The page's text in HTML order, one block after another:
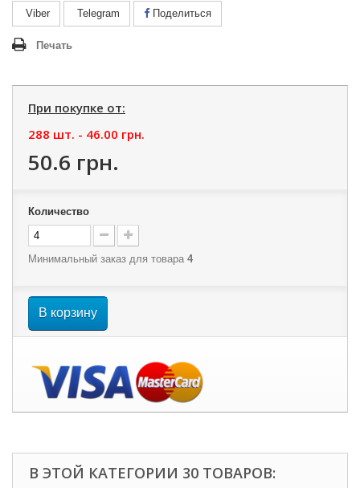
Viber Telegram Поделиться
Печать
При покупке от:
288 шт. - 46.00 грн.
50.6 грн.
Количество
Минимальный заказ для товара 4
В корзину
В ЭТОЙ КАТЕГОРИИ 30 ТОВАРОВ: